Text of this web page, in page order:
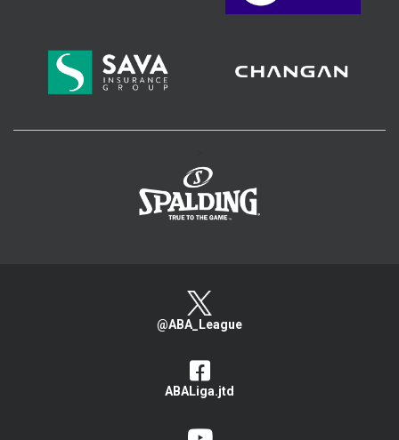
@ABA_League
ABALiga.jtd